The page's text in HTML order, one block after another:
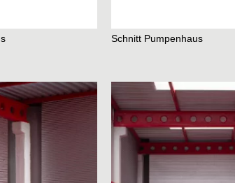
Schnitt Pumpenhaus